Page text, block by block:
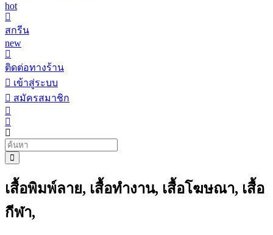
hot
สกรีน
new
ติดต่อทางร้าน
เข้าสู่ระบบ
สมัครสมาชิก
เสื้อพิมพ์ลาย, เสื้อทำงาน, เสื้อโฆษณา, เสื้อ
กีฬา,